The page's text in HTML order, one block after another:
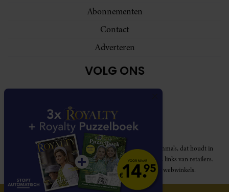
Abonnementen
Contact
Adverteren
VOLG ONS
Royalty participeert in diverse affiliate marketing programma’s, dat houdt in
dat Royalty commissies ontvangt voor aankopen middels links van retailers.
Deze website wordt niet gesponsord door de genoemde webwinkels.